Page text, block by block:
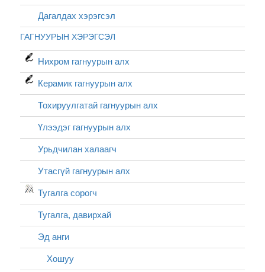
Дагалдах хэрэгсэл
ГАГНУУРЫН ХЭРЭГСЭЛ
Нихром гагнуурын алх
Керамик гагнуурын алх
Тохируулгатай гагнуурын алх
Үлээдэг гагнуурын алх
Урьдчилан халаагч
Утасгүй гагнуурын алх
Тугалга сорогч
Тугалга, давирхай
Эд анги
Хошуу